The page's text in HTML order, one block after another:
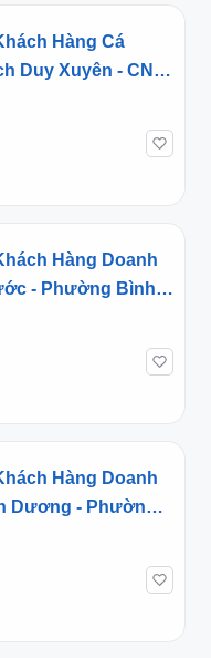
Hàng Cá
Duy Xuyên - CN.
Kỳ, Đà Nẵng
Hàng Doanh
- Phường Bình
Hàng Doanh
Dương - Phường